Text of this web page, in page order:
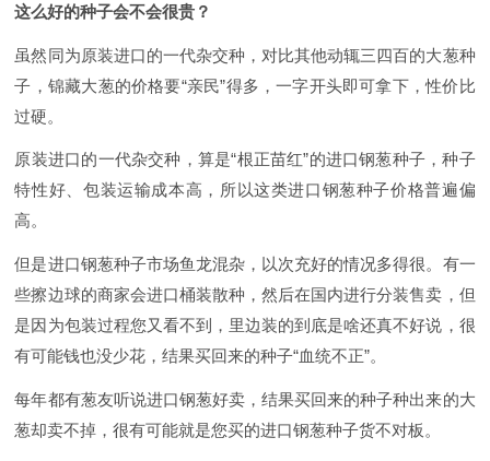
这么好的种子会不会很贵？
虽然同为原装进口的一代杂交种，对比其他动辄三四百的大葱种
子，锦藏大葱的价格要“亲民”得多，一字开头即可拿下，性价比
过硬。
原装进口的一代杂交种，算是“根正苗红”的进口钢葱种子，种子
特性好、包装运输成本高，所以这类进口钢葱种子价格普遍偏
高。
但是进口钢葱种子市场鱼龙混杂，以次充好的情况多得很。有一
些擦边球的商家会进口桶装散种，然后在国内进行分装售卖，但
是因为包装过程您又看不到，里边装的到底是啥还真不好说，很
有可能钱也没少花，结果买回来的种子“血统不正”。
每年都有葱友听说进口钢葱好卖，结果买回来的种子种出来的大
葱却卖不掉，很有可能就是您买的进口钢葱种子货不对板。